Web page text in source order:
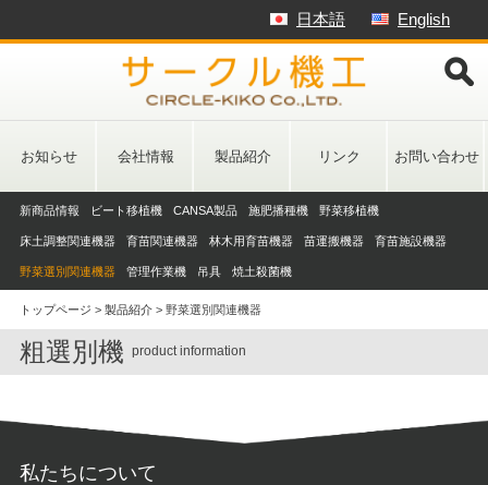
Skip
to
content
English
日本語
お知らせ 会社情報 製品紹介 リンク お問い合わせ
新商品情報 ビート移植機 CANSA製品 施肥播種機 野菜移植機
床土調整関連機器 育苗関連機器 林木用育苗機器 苗運搬機器 育苗施設機器
野菜選別関連機器 管理作業機 吊具 焼土殺菌機
トップページ > 製品紹介> 野菜選別関連機器
粗選別機 product information
私たちについて